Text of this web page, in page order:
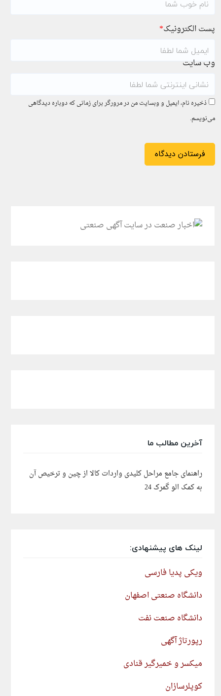
پست الکترونیک*
وب سایت
ذخیره نام، ایمیل و وبسایت من در مرورگر برای زمانی که دوباره دیدگاهی
می‌نویسم.
آخرین مطالب ما
راهنمای جامع مراحل کلیدی واردات کالا از چین و ترخیص آن
به کمک الو گمرک 24
لینک های پیشنهادی:
ویکی پدیا فارسی
دانشگاه صنعتی اصفهان
دانشگاه صنعت نفت
رپورتاژ آگهی
میکسر و خمیرگیر قنادی
کوپلرسازان